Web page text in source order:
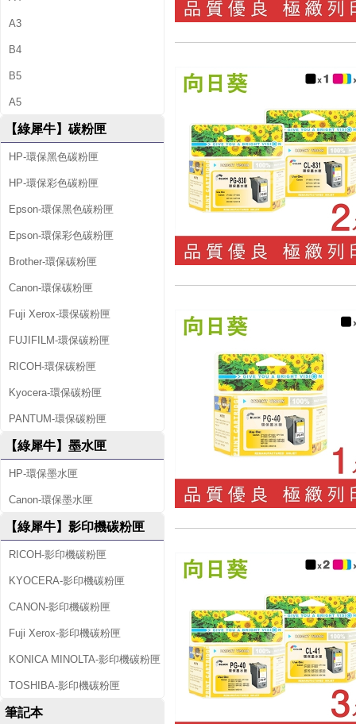
A3
B4
B5
A5
【綠犀牛】碳粉匣
HP-環保黑色碳粉匣
HP-環保彩色碳粉匣
Epson-環保黑色碳粉匣
Epson-環保彩色碳粉匣
Brother-環保碳粉匣
Canon-環保碳粉匣
Fuji Xerox-環保碳粉匣
FUJIFILM-環保碳粉匣
RICOH-環保碳粉匣
Kyocera-環保碳粉匣
PANTUM-環保碳粉匣
【綠犀牛】墨水匣
HP-環保墨水匣
Canon-環保墨水匣
【綠犀牛】影印機碳粉匣
RICOH-影印機碳粉匣
KYOCERA-影印機碳粉匣
CANON-影印機碳粉匣
Fuji Xerox-影印機碳粉匣
KONICA MINOLTA-影印機碳粉匣
TOSHIBA-影印機碳粉匣
筆記本